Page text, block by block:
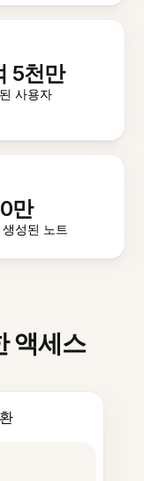
5천만
사용자
만
성된 노트
액세스